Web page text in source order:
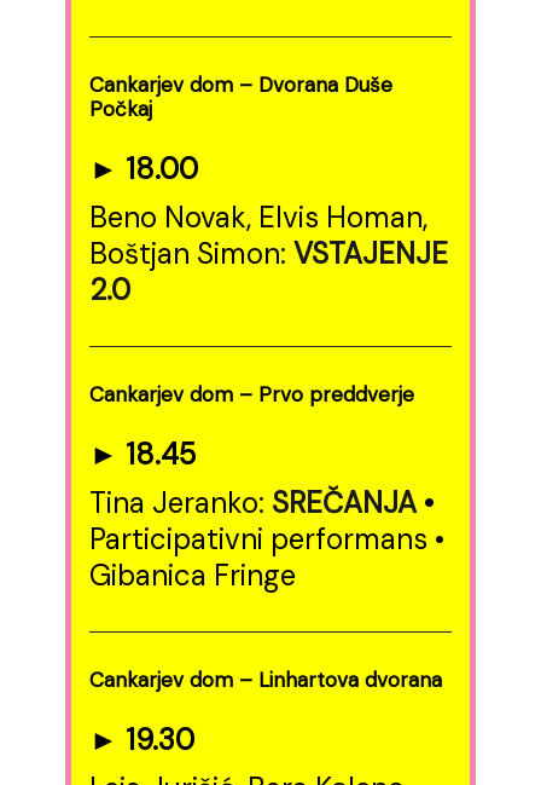
Cankarjev dom – Dvorana Duše
Počkaj
► 18.00
Beno Novak, Elvis Homan,
Boštjan Simon: VSTAJENJE
2.0
Cankarjev dom – Prvo preddverje
► 18.45
Tina Jeranko: SREČANJA•
Participativni performans •
Gibanica Fringe
Cankarjev dom – Linhartova dvorana
► 19.30